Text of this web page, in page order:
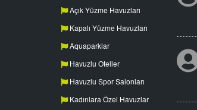
Açık Yüzme Havuzları
Kapalı Yüzme Havuzları
Aquaparklar
Havuzlu Oteller
Havuzlu Spor Salonları
Kadınlara Özel Havuzlar